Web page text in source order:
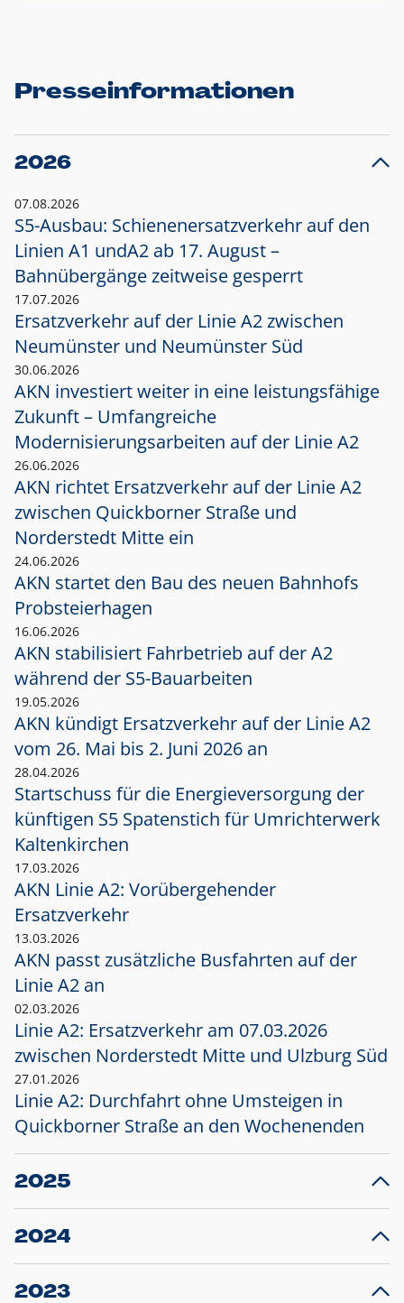
Presseinformationen
2026
07.08.2026
S5-Ausbau: Schienenersatzverkehr auf den
Linien A1 undA2 ab 17. August –
Bahnübergänge zeitweise gesperrt
17.07.2026
Ersatzverkehr auf der Linie A2 zwischen
Neumünster und Neumünster Süd
30.06.2026
AKN investiert weiter in eine leistungsfähige
Zukunft – Umfangreiche
Modernisierungsarbeiten auf der Linie A2
26.06.2026
AKN richtet Ersatzverkehr auf der Linie A2
zwischen Quickborner Straße und
Norderstedt Mitte ein
24.06.2026
AKN startet den Bau des neuen Bahnhofs
Probsteierhagen
16.06.2026
AKN stabilisiert Fahrbetrieb auf der A2
während der S5-Bauarbeiten
19.05.2026
AKN kündigt Ersatzverkehr auf der Linie A2
vom 26. Mai bis 2. Juni 2026 an
28.04.2026
Startschuss für die Energieversorgung der
künftigen S5 Spatenstich für Umrichterwerk
Kaltenkirchen
17.03.2026
AKN Linie A2: Vorübergehender
Ersatzverkehr
13.03.2026
AKN passt zusätzliche Busfahrten auf der
Linie A2 an
02.03.2026
Linie A2: Ersatzverkehr am 07.03.2026
zwischen Norderstedt Mitte und Ulzburg Süd
27.01.2026
Linie A2: Durchfahrt ohne Umsteigen in
Quickborner Straße an den Wochenenden
2025
23.12.2025
Projekt S5: Start der Bauarbeiten am
2024
10.12.2024
Großprojekt S5: Sperrung der Bahnstraße in
2023